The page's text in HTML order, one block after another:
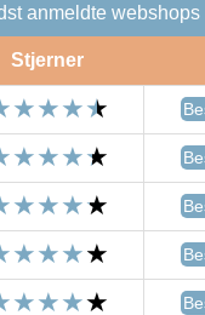
anmeldte webshops
Stjerner